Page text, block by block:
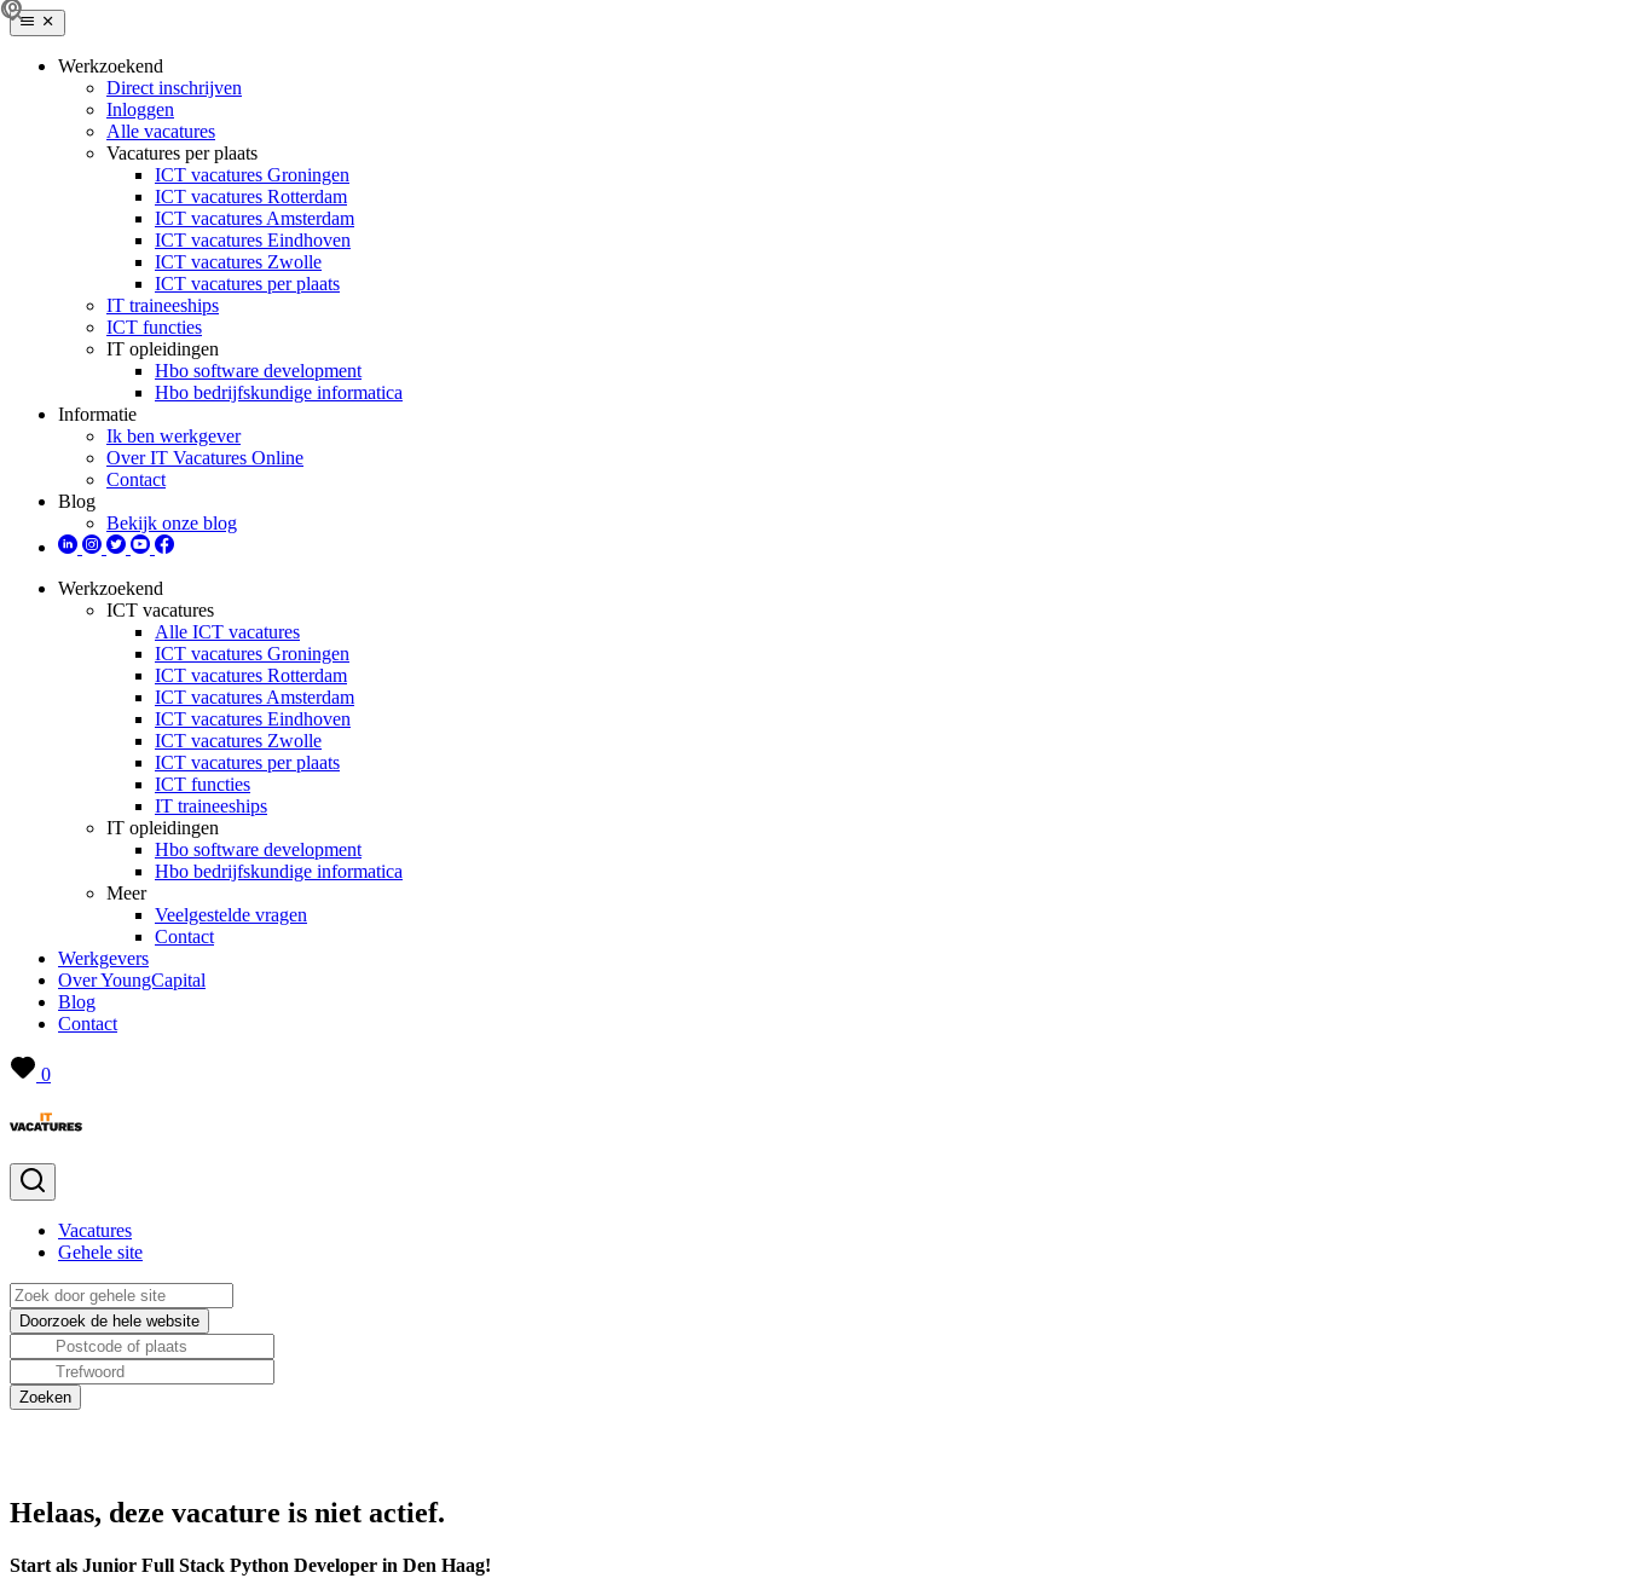
Werkzoekend
Direct inschrijven
Inloggen
Alle vacatures
Vacatures per plaats
ICT vacatures Groningen
ICT vacatures Rotterdam
ICT vacatures Amsterdam
ICT vacatures Eindhoven
ICT vacatures Zwolle
ICT vacatures per plaats
IT traineeships
ICT functies
IT opleidingen
Hbo software development
Hbo bedrijfskundige informatica
Informatie
Ik ben werkgever
Over IT Vacatures Online
Contact
Blog
Bekijk onze blog
Werkzoekend
ICT vacatures
Alle ICT vacatures
ICT vacatures Groningen
ICT vacatures Rotterdam
ICT vacatures Amsterdam
ICT vacatures Eindhoven
ICT vacatures Zwolle
ICT vacatures per plaats
ICT functies
IT traineeships
IT opleidingen
Hbo software development
Hbo bedrijfskundige informatica
Meer
Veelgestelde vragen
Contact
Werkgevers
Over YoungCapital
Blog
Contact
0
Vacatures
Gehele site
Helaas, deze vacature is niet actief.
Start als Junior Full Stack Python Developer in Den Haag!